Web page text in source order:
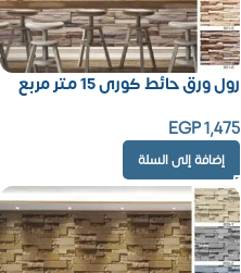
رول ورق حائط كورى 15 متر مربع
EGP1,475
إضافة إلى السلة